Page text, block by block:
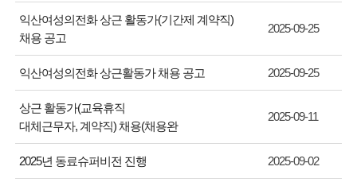
익산여성의전화 상근 활동가(기간제 계약직)
채용 공고
2025-09-25
익산여성의전화 상근활동가 채용 공고 2025-09-25
상근 활동가(교육휴직
대체근무자, 계약직) 채용(채용완
2025-09-11
2025년 동료슈퍼비전 진행 2025-09-02